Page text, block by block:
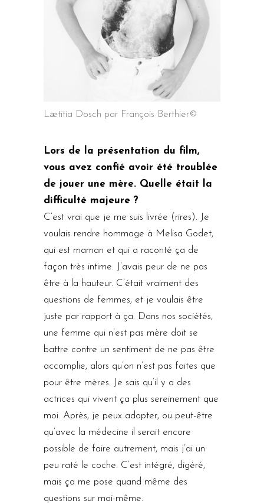
Lætitia Dosch par François Berthier©
Lors de la présentation du film,
vous avez confié avoir été troublée
de jouer une mère. Quelle était la
difficulté majeure ?
C’est vrai que je me suis livrée (rires). Je
voulais rendre hommage à Melisa Godet,
qui est maman et qui a raconté ça de
façon très intime. J’avais peur de ne pas
être à la hauteur. C’était vraiment des
questions de femmes, et je voulais être
juste par rapport à ça. Dans nos sociétés,
une femme qui n’est pas mère doit se
battre contre un sentiment de ne pas être
accomplie, alors qu’on n’est pas faites que
pour être mères. Je sais qu’il y a des
actrices qui vivent ça plus sereinement que
moi. Après, je peux adopter, ou peut-être
qu’avec la médecine il serait encore
possible de faire autrement, mais j’ai un
peu raté le coche. C’est intégré, digéré,
mais ça me pose quand même des
questions sur moi-même.